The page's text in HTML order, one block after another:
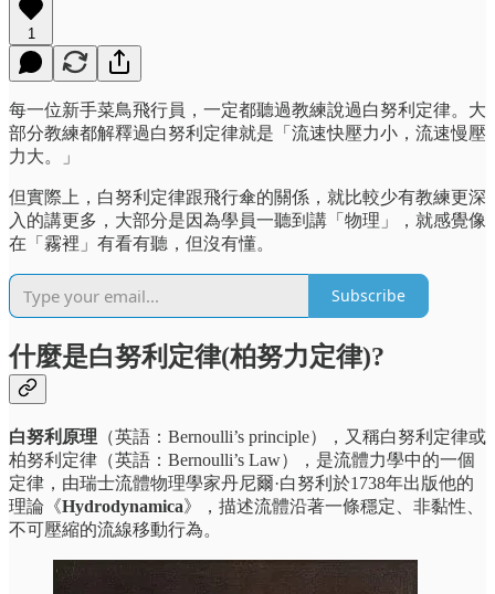
1
每一位新手菜鳥飛行員，一定都聽過教練說過白努利定律。大
部分教練都解釋過白努利定律就是「流速快壓力小，流速慢壓
力大。」
但實際上，白努利定律跟飛行傘的關係，就比較少有教練更深
入的講更多，大部分是因為學員一聽到講「物理」，就感覺像
在「霧裡」有看有聽，但沒有懂。
Subscribe
什麼是白努利定律(柏努力定律)?
白努利原理 （英語：Bernoulli’s principle），又稱白努利定律或
柏努利定律（英語：Bernoulli’s Law），是流體力學中的一個
定律，由瑞士流體物理學家丹尼爾·白努利於1738年出版他的
理論《Hydrodynamica》，描述流體沿著一條穩定、非黏性、
不可壓縮的流線移動行為。